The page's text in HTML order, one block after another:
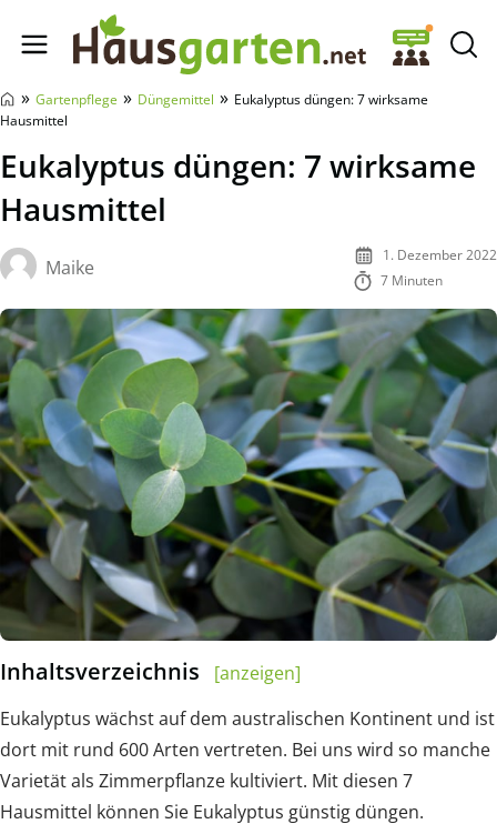
Hausgarten.net
» Gartenpflege » Düngemittel » Eukalyptus düngen: 7 wirksame
Hausmittel
Eukalyptus düngen: 7 wirksame
Hausmittel
Maike
1. Dezember 2022
7 Minuten
Inhaltsverzeichnis
[anzeigen]
Eukalyptus wächst auf dem australischen Kontinent und ist
dort mit rund 600 Arten vertreten. Bei uns wird so manche
Varietät als Zimmerpflanze kultiviert. Mit diesen 7
Hausmittel können Sie Eukalyptus günstig düngen.